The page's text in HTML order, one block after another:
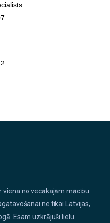
viena no vecākajām mācību
ne tikai Latvijas,
Esam uzkrājuši lielu